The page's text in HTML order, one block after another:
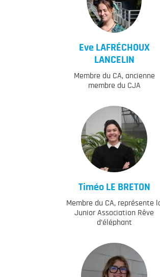
Eve LAFRÉCHOUX
LANCELIN
Membre du CA, ancienne
membre du CJA
Timéo LE BRETON
Membre du CA, représente
Junior Association Rêve
d’éléphant